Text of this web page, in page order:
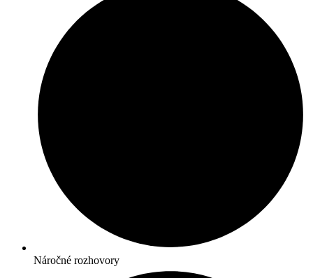
Náročné rozhovory